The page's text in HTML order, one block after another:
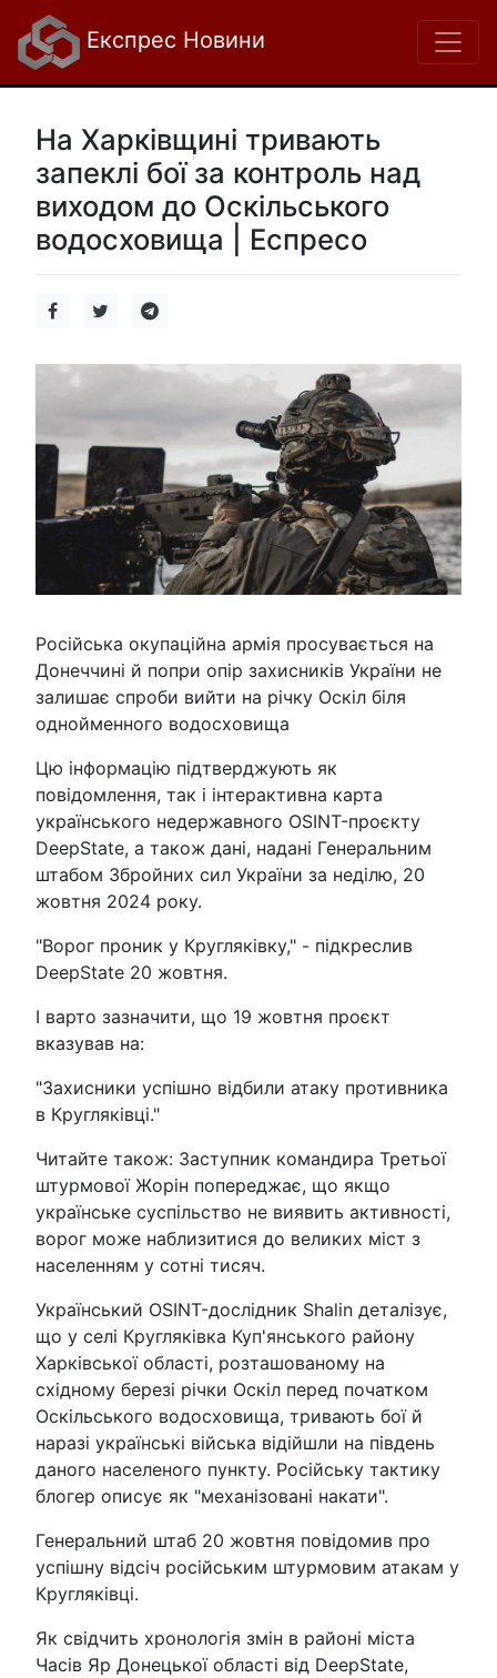
Експрес Новини
На Харківщині тривають
запеклі бої за контроль над
виходом до Оскільського
водосховища | Еспресо
Російська окупаційна армія просувається на
Донеччині й попри опір захисників України не
залишає спроби вийти на річку Оскіл біля
однойменного водосховища
Цю інформацію підтверджують як
повідомлення, так і інтерактивна карта
українського недержавного OSINT-проєкту
DeepState, а також дані, надані Генеральним
штабом Збройних сил України за неділю, 20
жовтня 2024 року.
"Ворог проник у Кругляківку," - підкреслив
DeepState 20 жовтня.
І варто зазначити, що 19 жовтня проєкт
вказував на:
"Захисники успішно відбили атаку противника
в Кругляківці."
Читайте також: Заступник командира Третьої
штурмової Жорін попереджає, що якщо
українське суспільство не виявить активності,
ворог може наблизитися до великих міст з
населенням у сотні тисяч.
Український OSINT-дослідник Shalin деталізує,
що у селі Кругляківка Куп'янського району
Харківської області, розташованому на
східному березі річки Оскіл перед початком
Оскільського водосховища, тривають бої й
наразі українські війська відійшли на південь
даного населеного пункту. Російську тактику
блогер описує як "механізовані накати".
Генеральний штаб 20 жовтня повідомив про
успішну відсіч російським штурмовим атакам у
Кругляківці.
Як свідчить хронологія змін в районі міста
Часів Яр Донецької області від DeepState,